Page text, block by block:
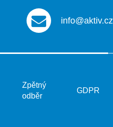
info@aktiv.cz
Zpětný
odběr
GDPR